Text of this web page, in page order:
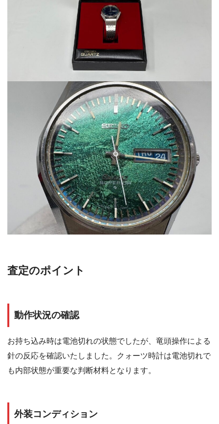
査定のポイント
動作状況の確認
お持ち込み時は電池切れの状態でしたが、竜頭操作による
針の反応を確認いたしました。クォーツ時計は電池切れで
も内部状態が重要な判断材料となります。
外装コンディション